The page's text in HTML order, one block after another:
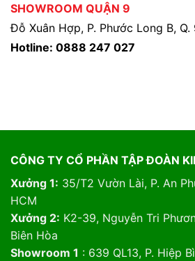
SHOWROOM QUẬN 9
Đỗ Xuân Hợp, P. Phước Long B, Q.
Hotline: 0888 247 027
CÔNG TY CỔ PHẦN TẬP ĐOÀN
Xưởng 1: 35/T2 Vườn Lài, P. An
HCM
Xưởng 2: K2-39, Nguyễn Tri
Biên Hòa
Showroom 1 : 639 QL13, P. Hiệp